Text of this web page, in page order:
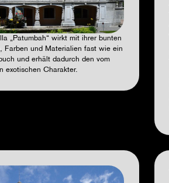
„Patumbah“ wirkt mit ihrer bunten
Farben und Materialien fast wie ein
und erhält dadurch den vom
exotischen Charakter.